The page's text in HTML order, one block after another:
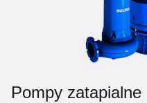
Pompy zatapialne